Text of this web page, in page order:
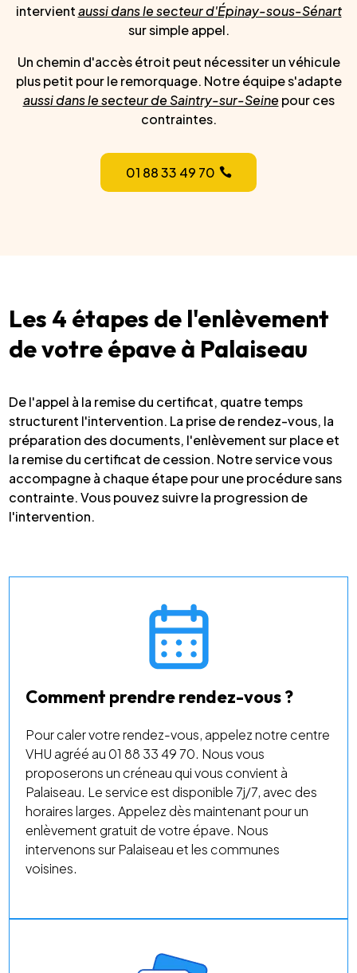
intervientaussi dans le secteur d'Épinay-sous-Sénart
sur simple appel.
Un chemin d'accès étroit peut nécessiter un véhicule
plus petit pour le remorquage. Notre équipe s'adapte
aussi dans le secteur de Saintry-sur-Seine pour ces
contraintes.
01 88 33 49 70
Les 4 étapes de l'enlèvement
de votre épave à Palaiseau
De l'appel à la remise du certificat, quatre temps
structurent l'intervention. La prise de rendez-vous, la
préparation des documents, l'enlèvement sur place et
la remise du certificat de cession. Notre service vous
accompagne à chaque étape pour une procédure sans
contrainte. Vous pouvez suivre la progression de
l'intervention.
Comment prendre rendez-vous ?
Pour caler votre rendez-vous, appelez notre centre
VHU agréé au 01 88 33 49 70. Nous vous
proposerons un créneau qui vous convient à
Palaiseau. Le service est disponible 7j/7, avec des
horaires larges. Appelez dès maintenant pour un
enlèvement gratuit de votre épave. Nous
intervenons sur Palaiseau et les communes
voisines.